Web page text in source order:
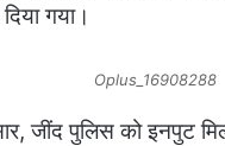
गया।
Oplus_16908288
जींद पुलिस को इनपुट